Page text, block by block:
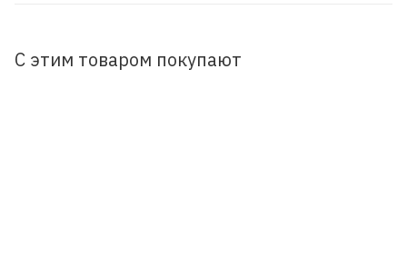
С этим товаром покупают